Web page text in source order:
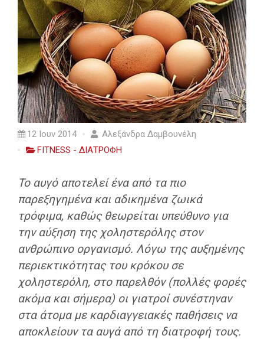
12 Ιουν 2014
Αλεξάνδρα Δαμβουνέλη
FITNESS - ΔΙΑΤΡΟΦΗ
Το αυγό αποτελεί ένα από τα πιο
παρεξηγημένα και αδικημένα ζωικά
τρόφιμα, καθώς θεωρείται υπεύθυνο για
την αύξηση της χοληστερόλης στον
ανθρώπινο οργανισμό. Λόγω της αυξημένης
περιεκτικότητας του κρόκου σε
χοληστερόλη, στο παρελθόν (πολλές φορές
ακόμα και σήμερα) οι γιατροί συνέστηναν
στα άτομα με καρδιαγγειακές παθήσεις να
αποκλείουν τα αυγά από τη διατροφή τους.